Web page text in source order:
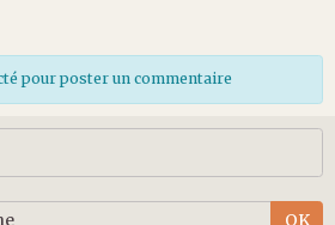
pour poster un commentaire
OK